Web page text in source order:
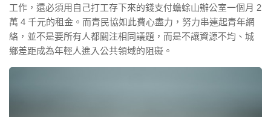
工作，還必須用自己打工存下來的錢支付蟾蜍山辦公室一個月 2
萬 4 千元的租金。而青民協如此費心盡力，努力串連起青年網
絡，並不是要所有人都關注相同議題，而是不讓資源不均、城
鄉差距成為年輕人進入公共領域的阻礙。